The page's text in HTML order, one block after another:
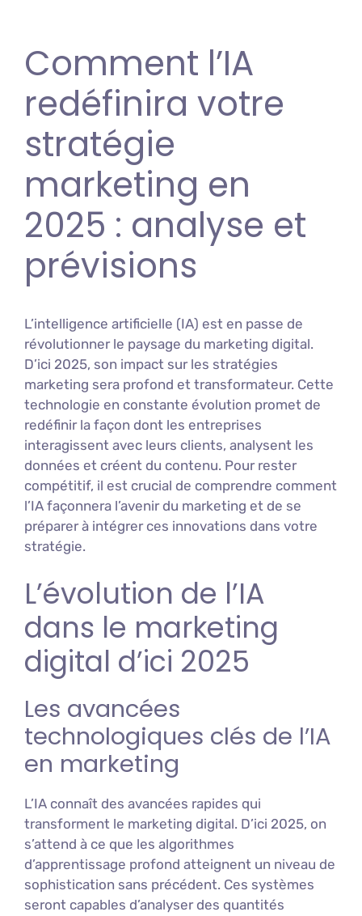
Comment l’IA
redéfinira votre
stratégie
marketing en
2025 : analyse et
prévisions
L’intelligence artificielle (IA) est en passe de
révolutionner le paysage du marketing digital.
D’ici 2025, son impact sur les stratégies
marketing sera profond et transformateur. Cette
technologie en constante évolution promet de
redéfinir la façon dont les entreprises
interagissent avec leurs clients, analysent les
données et créent du contenu. Pour rester
compétitif, il est crucial de comprendre comment
l’IA façonnera l’avenir du marketing et de se
préparer à intégrer ces innovations dans votre
stratégie.
L’évolution de l’IA
dans le marketing
digital d’ici 2025
Les avancées
technologiques clés de l’IA
en marketing
L’IA connaît des avancées rapides qui
transforment le marketing digital. D’ici 2025, on
s’attend à ce que les algorithmes
d’apprentissage profond atteignent un niveau de
sophistication sans précédent. Ces systèmes
seront capables d’analyser des quantités